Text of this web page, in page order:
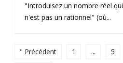
"Introduisez un nombre réel qui
n'est pas un rationnel" (où...
" Précédent 1 ... 5